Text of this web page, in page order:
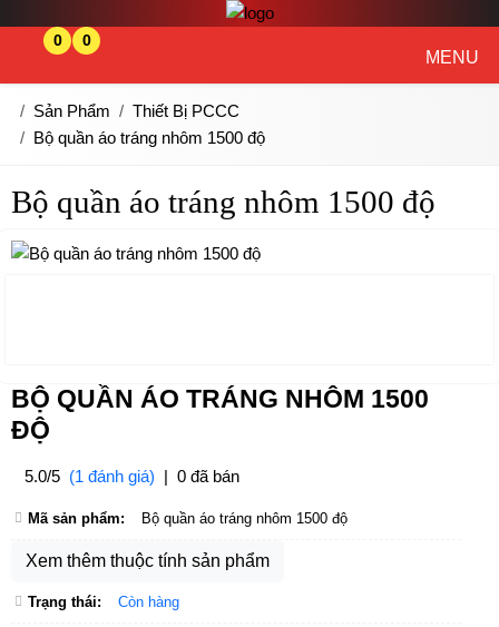
0 0
MENU
Sản Phẩm
Thiết Bị PCCC
Bộ quần áo tráng nhôm 1500 độ
Bộ quần áo tráng nhôm 1500 độ
BỘ QUẦN ÁO TRÁNG NHÔM 1500
ĐỘ
5.0/5 (1 đánh giá) | 0 đã bán
Mã sản phẩm: Bộ quần áo tráng nhôm 1500 độ
Xem thêm thuộc tính sản phẩm
Trạng thái: Còn hàng